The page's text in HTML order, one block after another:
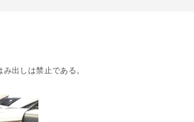
出しは禁止である。